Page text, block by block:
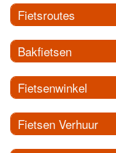
Fietsroutes
Bakfietsen
Fietsenwinkel
Fietsen Verhuur